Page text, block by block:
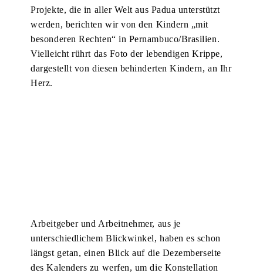
Projekte, die in aller Welt aus Padua unterstützt
werden, berichten wir von den Kindern „mit
besonderen Rechten“ in Pernambuco/Brasilien.
Vielleicht rührt das Foto der lebendigen Krippe,
dargestellt von diesen behinderten Kindern, an Ihr
Herz.
Arbeitgeber und Arbeitnehmer, aus je
unterschiedlichem Blickwinkel, haben es schon
längst getan, einen Blick auf die Dezemberseite
des Kalenders zu werfen, um die Konstellation